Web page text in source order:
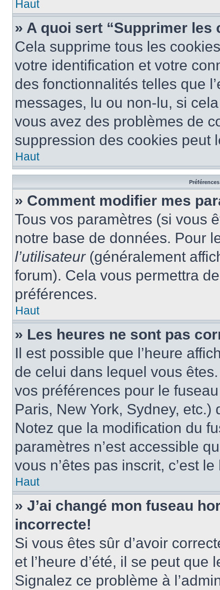
Haut
» A quoi sert “Supprimer les
Cela supprime tous les
votre identification et votre
des fonctionnalités telles que
messages, lu ou non-lu, si
vous avez des problèmes de
suppression des cookies peut
Haut
» Comment modifier mes
Tous vos paramètres (si vous
notre base de données. Pour
l’utilisateur(généralement
forum). Cela vous permettra
préférences.
Haut
» Les heures ne sont pas
Il est possible que l’heure
de celui dans lequel vous
vos préférences pour le
Paris, New York, Sydney, etc.)
Notez que la modification du
paramètres n’est accessible
vous n’êtes pas inscrit, c’est
Haut
» J’ai changé mon fuseau
incorrecte!
Si vous êtes sûr d’avoir
et l’heure d’été, il se peut que
Signalez ce problème à